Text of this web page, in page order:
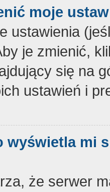
moje
ustawienia
je zmienić,
się na
ustawień i
wyświetla mi
że serwer